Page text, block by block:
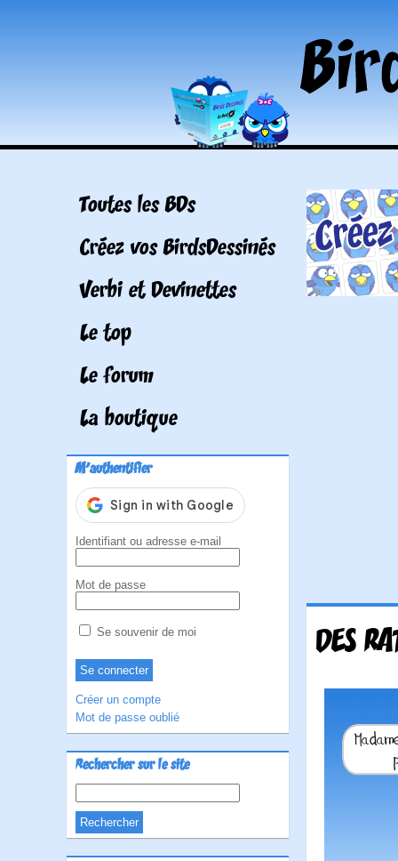
Toutes les BDs
Créez vos BirdsDessinés
Verbi et Devinettes
Le top
Le forum
La boutique
M'authentifier
Identifiant ou adresse e-mail
Mot de passe
Se souvenir de moi
Créer un compte
Mot de passe oublié
Rechercher sur le site
DES